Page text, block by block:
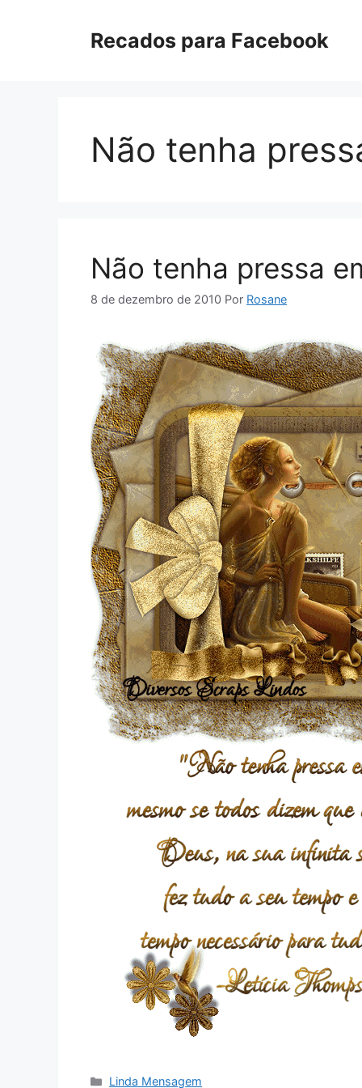
Recados para Facebook
Não tenha
Não tenha pressa
8 de dezembro de 2010 Por Rosane
Categorias
Linda Mensagem